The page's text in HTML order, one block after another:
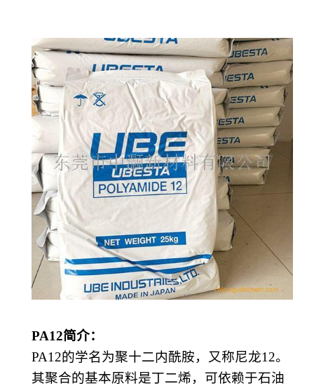
PA12简介：
PA12的学名为聚十二内酰胺，又称尼龙12。
其聚合的基本原料是丁二烯，可依赖于石油